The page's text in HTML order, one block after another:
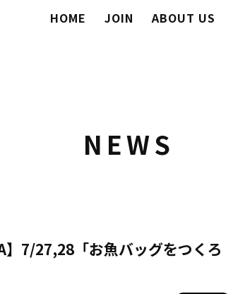
HOME JOIN ABOUT US
NEWS
】7/27,28「お魚バッグをつくろ